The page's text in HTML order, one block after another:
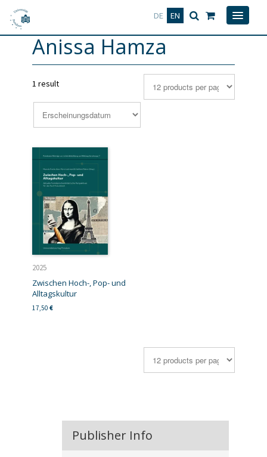
DE EN
Deutsch
Anissa Hamza
1 result
2025
Zwischen Hoch-, Pop- und
Alltagskultur
17,50 €
Publisher Info